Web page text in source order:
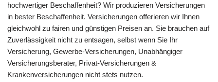
hochwertiger Beschaffenheit? Wir produzieren Versicherungen
in bester Beschaffenheit. Versicherungen offerieren wir Ihnen
gleichwohl zu fairen und günstigen Preisen an. Sie brauchen auf
Zuverlässigkeit nicht zu entsagen, selbst wenn Sie Ihr
Versicherung, Gewerbe-Versicherungen, Unabhängiger
Versicherungsberater, Privat-Versicherungen &
Krankenversicherungen nicht stets nutzen.